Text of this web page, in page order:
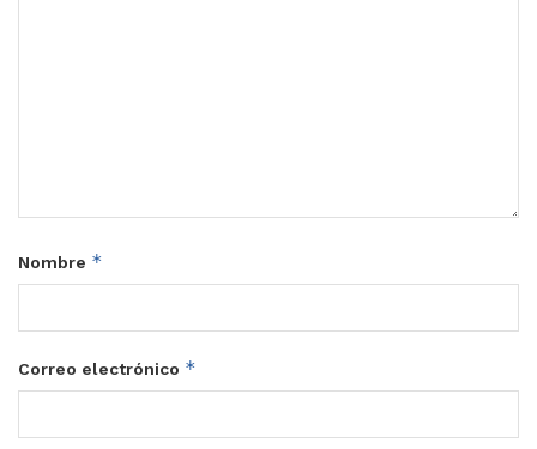
Nombre *
Correo electrónico *